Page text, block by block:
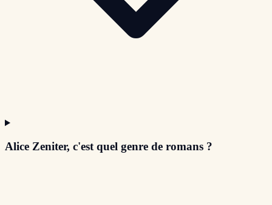
Alice Zeniter, c'est quel genre de romans ?